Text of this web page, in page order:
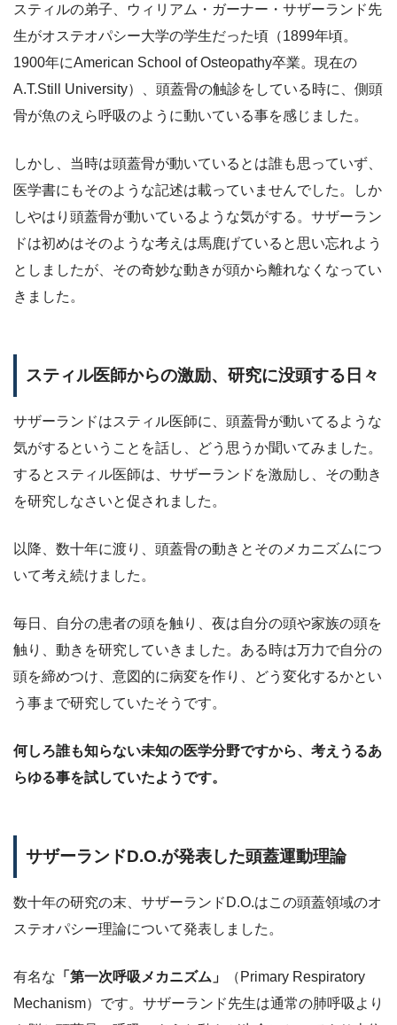
スティルの弟子、ウィリアム・ガーナー・サザーランド先
生がオステオパシー大学の学生だった頃（1899年頃。
1900年にAmerican School of Osteopathy卒業。現在の
A.T.Still University）、頭蓋骨の触診をしている時に、側頭
骨が魚のえら呼吸のように動いている事を感じました。
しかし、当時は頭蓋骨が動いているとは誰も思っていず、
医学書にもそのような記述は載っていませんでした。しか
しやはり頭蓋骨が動いているような気がする。サザーラン
ドは初めはそのような考えは馬鹿げていると思い忘れよう
としましたが、その奇妙な動きが頭から離れなくなってい
きました。
スティル医師からの激励、研究に没頭する日々
サザーランドはスティル医師に、頭蓋骨が動いてるような
気がするということを話し、どう思うか聞いてみました。
するとスティル医師は、サザーランドを激励し、その動き
を研究しなさいと促されました。
以降、数十年に渡り、頭蓋骨の動きとそのメカニズムにつ
いて考え続けました。
毎日、自分の患者の頭を触り、夜は自分の頭や家族の頭を
触り、動きを研究していきました。ある時は万力で自分の
頭を締めつけ、意図的に病変を作り、どう変化するかとい
う事まで研究していたそうです。
何しろ誰も知らない未知の医学分野ですから、考えうるあ
らゆる事を試していたようです。
サザーランドD.O.が発表した頭蓋運動理論
数十年の研究の末、サザーランドD.O.はこの頭蓋領域のオ
ステオパシー理論について発表しました。
有名な 「第一次呼吸メカニズム」
（Primary Respiratory
Mechanism）です。サザーランド先生は通常の肺呼吸より